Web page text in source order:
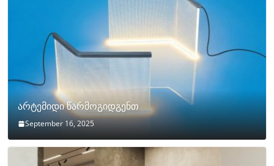
არტემიდი წარმოგიდგენთ
September 16, 2025